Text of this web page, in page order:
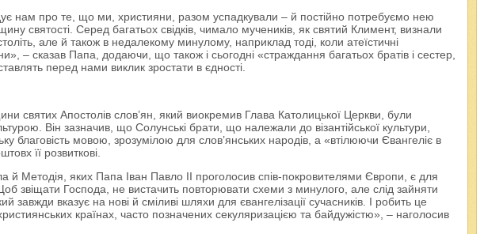
нам про те, що ми, християни, разом успадкували – й постійно потребуємо нею
святості. Серед багатьох свідків, чимало мучеників, як святий Климент, визнали
але й також в недалекому минулому, наприклад тоді, коли атеїстичні
– сказав Папа, додаючи, що також і сьогодні «страждання багатьох братів і сестер,
перед нами виклик зростати в єдності.
святих Апостолів слов’ян, який виокремив Глава Католицької Церкви, були
Він зазначив, що Солунські брати, що належали до візантійської культури,
благовість мовою, зрозумілою для слов’янських народів, а «втілюючи Євангеліє в
її розвиткові.
й Методія, яких Папа Іван Павло ІІ проголосив спів-покровителями Європи, є для
звіщати Господа, не вистачить повторювати схеми з минулого, але слід зайняти
завжди вказує на нові й сміливі шляхи для євангелізації сучасників. І робить це
країнах, часто позначених секуляризацією та байдужістю», – наголосив